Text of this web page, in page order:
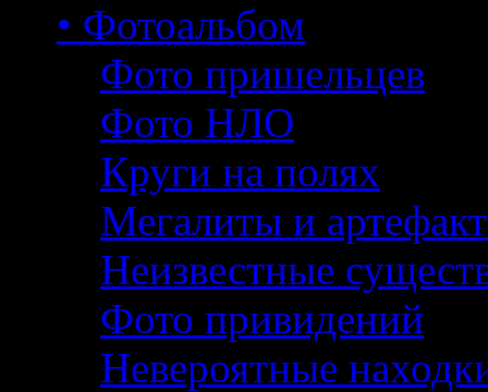
• Фотоальбом
Фото пришельцев
Фото НЛО
Круги на полях
Мегалиты и
Неизвестные
Фото привидений
Невероятные